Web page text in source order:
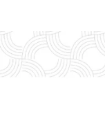
contenido
.:
S